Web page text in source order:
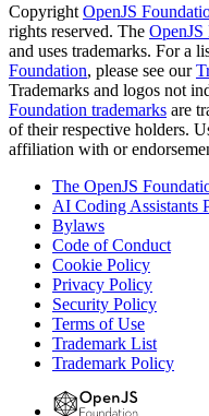
Copyright OpenJS
rights reserved. The OpenJS
and uses trademarks. For a
Foundation, please see our
Trademarks and logos not
Foundation trademarks are
of their respective holders.
affiliation with or
The OpenJS
AI Coding Assistants
Bylaws
Code of Conduct
Cookie Policy
Privacy Policy
Security Policy
Terms of Use
Trademark List
Trademark Policy